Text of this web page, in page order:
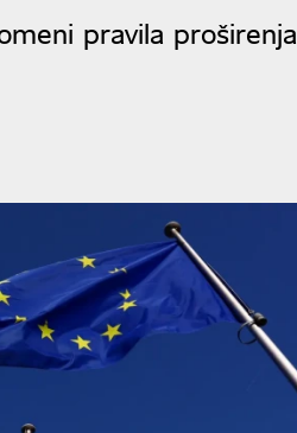
pravila proširenja